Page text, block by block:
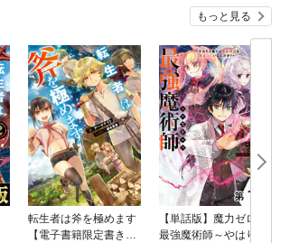
もっと見る
転生者は斧を極めます
【電子書籍限定書き下
【単話版】魔力ゼロの
最強魔術師～やはりお